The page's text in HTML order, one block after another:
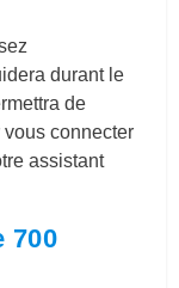
durant le
de
vous connecter
assistant
700